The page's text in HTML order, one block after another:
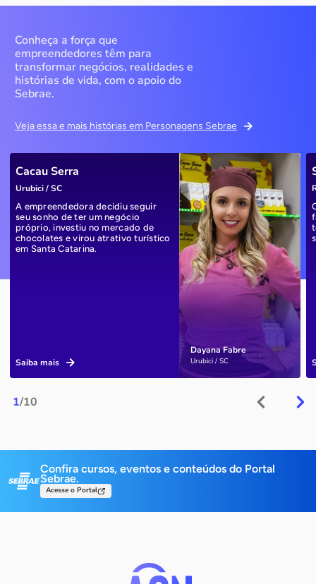
Conheça a força que
empreendedores têm para
transformar negócios, realidades e
histórias de vida, com o apoio do
Sebrae.
Veja essa e mais histórias em Personagens Sebrae
1/10
Dayana Fabre
Urubici / SC
Cacau Serra
Urubici / SC
A empreendedora decidiu seguir
seu sonho de ter um negócio
próprio, investiu no mercado de
chocolates e virou atrativo turístico
em Santa Catarina.
Saiba mais
Confira cursos, eventos e conteúdos do Portal
Sebrae.
Acesse o Portal